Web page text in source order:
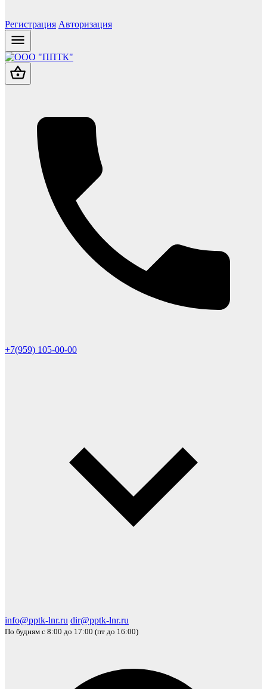
Регистрация Авторизация
+7(959) 105-00-00
info@pptk-lnr.ru dir@pptk-lnr.ru
По будням с 8:00 до 17:00 (пт до 16:00)